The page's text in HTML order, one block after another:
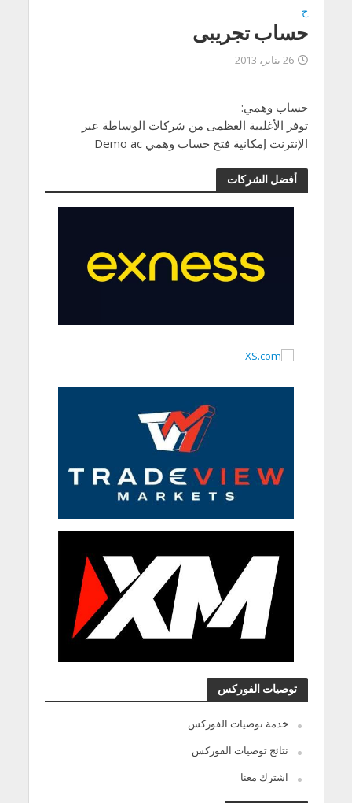
ح
حساب تجريبى
26 يناير، 2013
حساب وهمي:
توفر الأغلبية العظمى من شركات الوساطة عبر
الإنترنت إمكانية فتح حساب وهمي Demo ac
أفضل الشركات
توصيات الفوركس
خدمة توصيات الفوركس
نتائج توصيات الفوركس
اشترك معنا